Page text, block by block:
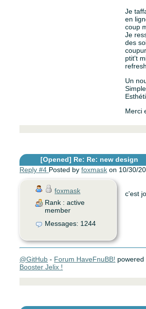
Je
en
coup
Je
des
ptit't
Un
Merci
[Opened] Re: Re: new design
Reply #4 Posted byfoxmask on 10/30/
foxmask
Rank : active
member
Messages: 1244
c'est
@GitHub - Forum HaveFnuBB! powered
Booster Jelix !